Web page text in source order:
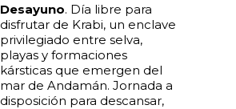
Desayuno. Día libre para
disfrutar de Krabi, un enclave
privilegiado entre selva,
playas y formaciones
kársticas que emergen del
mar de Andamán. Jornada a
disposición para descansar,